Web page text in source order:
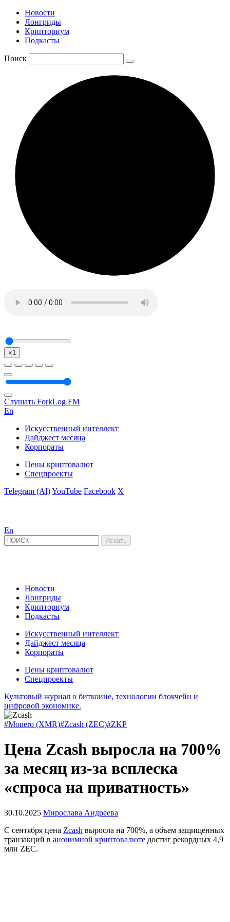
Новости
Лонгриды
Крипториум
Подкасты
Поиск
×1
Слушать ForkLog FM
En
Искусственный интеллект
Дайджест месяца
Корпораты
Цены криптовалют
Спецпроекты
Telegram (AI)YouTube Facebook X
En
Новости
Лонгриды
Крипториум
Подкасты
Искусственный интеллект
Дайджест месяца
Корпораты
Цены криптовалют
Спецпроекты
Культовый журнал о биткоине, технологии блокчейн и
цифровой экономике.
#Monero (XMR)#Zcash (ZEC)#ZKP
Цена Zcash выросла на 700%
за месяц из-за всплеска
«спроса на приватность»
30.10.2025 Мирослава Андреева
С сентября цена Zcash выросла на 700%, а объем защищенных
транзакций в анонимной криптовалюте достиг рекордных 4,9
млн ZEC.